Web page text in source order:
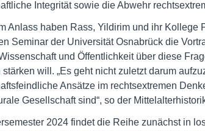
Integrität sowie die Abwehr
Anlass haben Rass, Yildirim und ihr Kollege
Seminar der Universität Osnabrück die
und Öffentlichkeit über diese
will. „Es geht nicht zuletzt darum
Ansätze im rechtsextremen
Gesellschaft sind“, so der
2024 findet die Reihe zunächst in